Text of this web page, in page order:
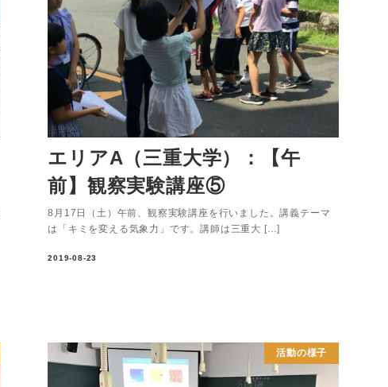
エリアA（三重大学）：【午
前】観察実験講座⑤
8月17日（土）午前、観察実験講座を行いました。講義テーマ
は「キミを変える気象力」です。講師は三重大 […]
2019-08-23
活動の様子